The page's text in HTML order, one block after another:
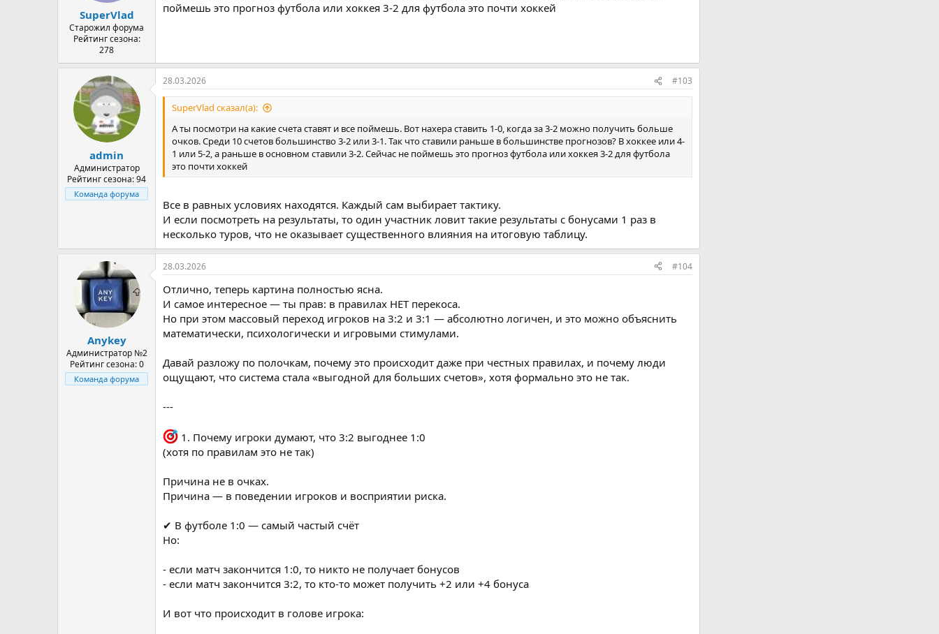
SuperVlad
Старожил форума
Рейтинг сезона:
278
поймешь это прогноз футбола или хоккея 3-2 для футбола это почти хоккей
admin
Администратор
Рейтинг сезона: 94
Команда форума
28.03.2026 #103
SuperVlad сказал(а):
А ты посмотри на какие счета ставят и все поймешь. Вот нахера ставить 1-0, когда за 3-2 можно получить больше
очков. Среди 10 счетов большинство 3-2 или 3-1. Так что ставили раньше в большинстве прогнозов? В хоккее или 4-
1 или 5-2, а раньше в основном ставили 3-2. Сейчас не поймешь это прогноз футбола или хоккея 3-2 для футбола
это почти хоккей
Все в равных условиях находятся. Каждый сам выбирает тактику.
И если посмотреть на результаты, то один участник ловит такие результаты с бонусами 1 раз в
несколько туров, что не оказывает существенного влияния на итоговую таблицу.
Anykey
Администратор №2
Рейтинг сезона: 0
Команда форума
28.03.2026 #104
Отлично, теперь картина полностью ясна.
И самое интересное — ты прав: в правилах НЕТ перекоса.
Но при этом массовый переход игроков на 3:2 и 3:1 — абсолютно логичен, и это можно объяснить
математически, психологически и игровыми стимулами.
Давай разложу по полочкам, почему это происходит даже при честных правилах, и почему люди
ощущают, что система стала «выгодной для больших счетов», хотя формально это не так.
---
1. Почему игроки думают, что 3:2 выгоднее 1:0
(хотя по правилам это не так)
Причина не в очках.
Причина — в поведении игроков и восприятии риска.
✔ В футболе 1:0 — самый частый счёт
Но:
- если матч закончится 1:0, то никто не получает бонусов
- если матч закончится 3:2, то кто-то может получить +2 или +4 бонуса
И вот что происходит в голове игрока: